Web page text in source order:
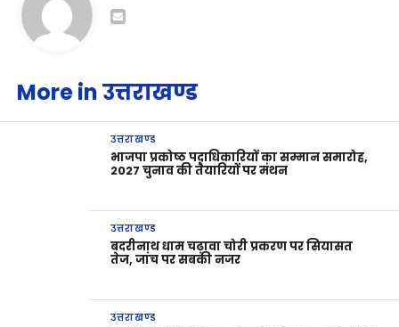
More in उत्तराखण्ड
उत्तराखण्ड
भाजपा प्रकोष्ठ पदाधिकारियों का सम्मान समारोह,
2027 चुनाव की तैयारियों पर मंथन
उत्तराखण्ड
बदरीनाथ धाम चढ़ावा चोरी प्रकरण पर सियासत
तेज, जांच पर सबकी नजर
उत्तराखण्ड